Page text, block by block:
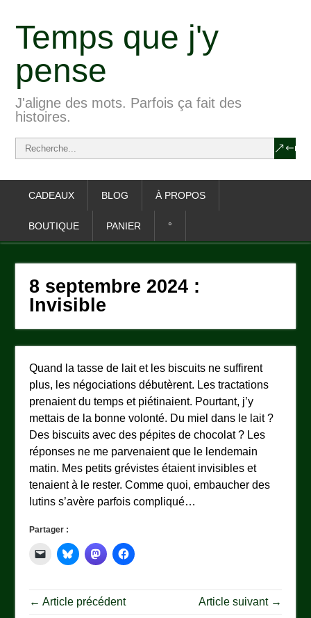
Temps que j'y
pense
J'aligne des mots. Parfois ça fait des
histoires.
CADEAUX BLOG À PROPOS
BOUTIQUE PANIER °
8 septembre 2024 :
Invisible
Quand la tasse de lait et les biscuits ne suffirent
plus, les négociations débutèrent. Les tractations
prenaient du temps et piétinaient. Pourtant, j’y
mettais de la bonne volonté. Du miel dans le lait ?
Des biscuits avec des pépites de chocolat ? Les
réponses ne me parvenaient que le lendemain
matin. Mes petits grévistes étaient invisibles et
tenaient à le rester. Comme quoi, embaucher des
lutins s’avère parfois compliqué…
Partager :
← Article précédent Article suivant →